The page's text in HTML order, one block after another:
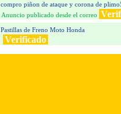
compro piñon de ataque y corona de
Anuncio publicado desde el correo
Pastillas de Freno Moto Honda
Verificado